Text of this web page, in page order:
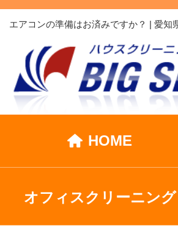
エアコンの準備はお済みですか？ | 愛
HOME
オフィスクリーニング